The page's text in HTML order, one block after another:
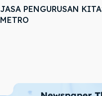
JASA PENGURUSAN
METRO